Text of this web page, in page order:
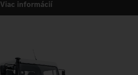
Viac informácií